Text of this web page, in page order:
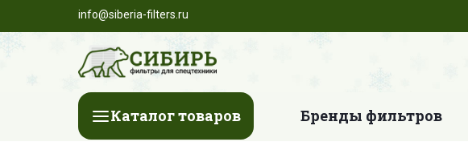
info@siberia-filters.ru
Каталог товаров Бренды фильтров